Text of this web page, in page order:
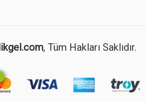
, Tüm Hakları Saklıdır.